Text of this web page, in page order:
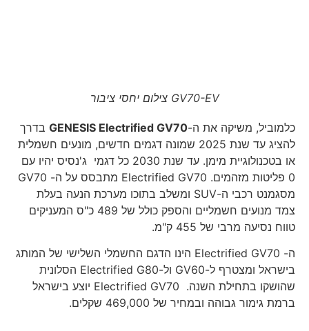
GV70-EV צילום יחסי ציבור
כלמוביל, משיקה את ה-GENESIS Electrified GV70 בדרך
להציג עד שנת 2025 שמונה דגמים חדשים, מונעים חשמלית
או בטכנולוגיית מימן. עד שנת 2030 כל דגמי ג'נסיס יהיו עם
0 פליטות מזהמים. Electrified GV70 מתבסס על ה- GV70
מסגמנט רכבי ה-SUV ומשלב בתוכו מערכת הנעה בעלת
צמד מנועים חשמליים והספק כולל של 489 כ"ס המעניקים
טווח נסיעה מרבי של 455 ק"מ.
ה- Electrified GV70 הינו הדגם החשמלי השלישי של המותג
בישראל ומצטרף ל-GV60 ול-Electrified G80 הסלונית
שהושקו בתחילת השנה. Electrified GV70 יוצע בישראל
ברמת גימור גבוהה ובמחיר של 469,000 שקלים.